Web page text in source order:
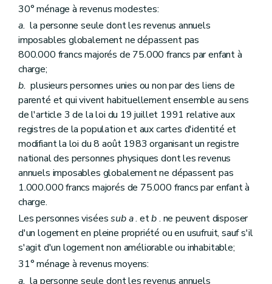
Art. 168
Art. 169
Sous-section 3 Du plan de gestion
Art. 170
Art. 171
Art. 173
Section 5 Des sanctions
Art. 174
Chapitre III
Des sociétés de crédit social
Art. 175
Art. 176
Art. 177
Art. 178
Chapitre IV
Du Fonds du logement des familles nombreuses de Wallonie
Section première Généralités
Section 2 Du contrat de gestion
Art. 180
Art. 181
Art. 182
Section 3 Du financement
30° ménage à revenus modestes:
a. la personne seule dont les revenus annuels
imposables globalement ne dépassent pas
800.000 francs majorés de 75.000 francs par enfant à
charge;
b. plusieurs personnes unies ou non par des liens de
parenté et qui vivent habituellement ensemble au sens
de l'article 3 de la loi du 19 juillet 1991 relative aux
registres de la population et aux cartes d'identité et
modifiant la loi du 8 août 1983 organisant un registre
national des personnes physiques dont les revenus
annuels imposables globalement ne dépassent pas
1.000.000 francs majorés de 75.000 francs par enfant à
charge.
Les personnes viséessuba. etb. ne peuvent disposer
d'un logement en pleine propriété ou en usufruit, sauf s'il
s'agit d'un logement non améliorable ou inhabitable;
31° ménage à revenus moyens:
a. la personne seule dont les revenus annuels